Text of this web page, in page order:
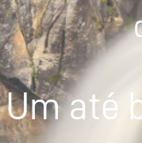
Um até